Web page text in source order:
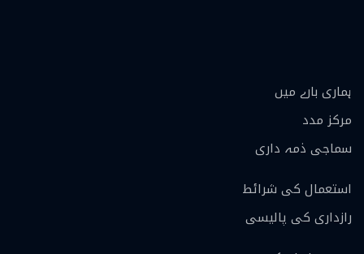
ہماری بارے ميں
مرکز مدد
سماجی ذمہ داری
استعمال کی شرائط
رازداری کی پالیسی